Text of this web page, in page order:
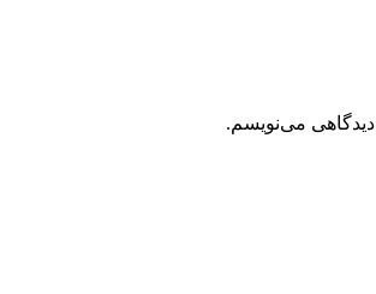
دیدگاهی می‌نویسم.